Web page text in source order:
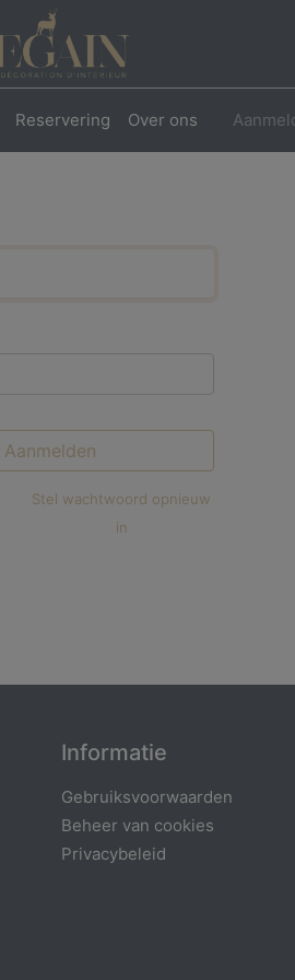
Reservering Over ons
Aanmelden
Stel wachtwoord opnieuw
in
Informatie​
Gebruiksvoorwaarden​
Beheer van cookies​
Privacybeleid